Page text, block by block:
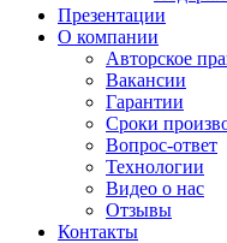
Презентации
О компании
Авторское
Вакансии
Гарантии
Сроки
Вопрос-ответ
Технологии
Видео о нас
Отзывы
Контакты